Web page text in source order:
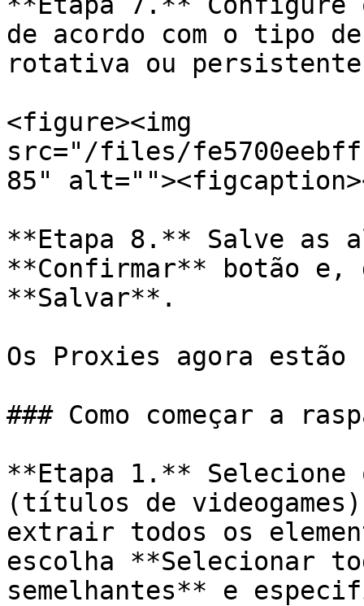
de acordo com o tipo
rotativa ou
<figure><img
src="/files/
85"
**Etapa 8.** Salve as
**Confirmar** botão e,
**Salvar**.
Os Proxies agora
### Como começar a
**Etapa 1.** Selecione
(títulos de
extrair todos os
escolha **Selecionar
semelhantes** e